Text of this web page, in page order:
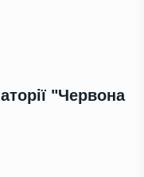
"Червона